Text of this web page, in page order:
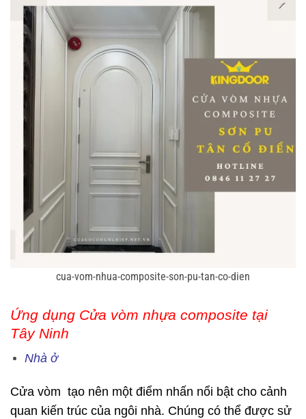
cua-vom-nhua-composite-son-pu-tan-co-dien
Ứng dụng Cửa vòm nhựa composite tại
Tây Ninh
Nhà ở
Cửa vòm tạo nên một điểm nhấn nổi bật cho cảnh
quan kiến trúc của ngôi nhà. Chúng có thể được sử